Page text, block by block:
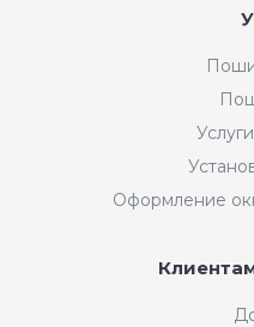
Оформление